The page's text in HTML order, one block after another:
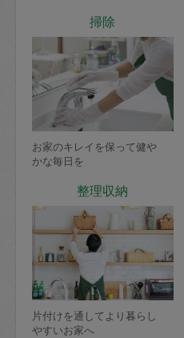
掃除
お家のキレイを保って健や
かな毎日を
整理収納
片付けを通してより暮らし
やすいお家へ